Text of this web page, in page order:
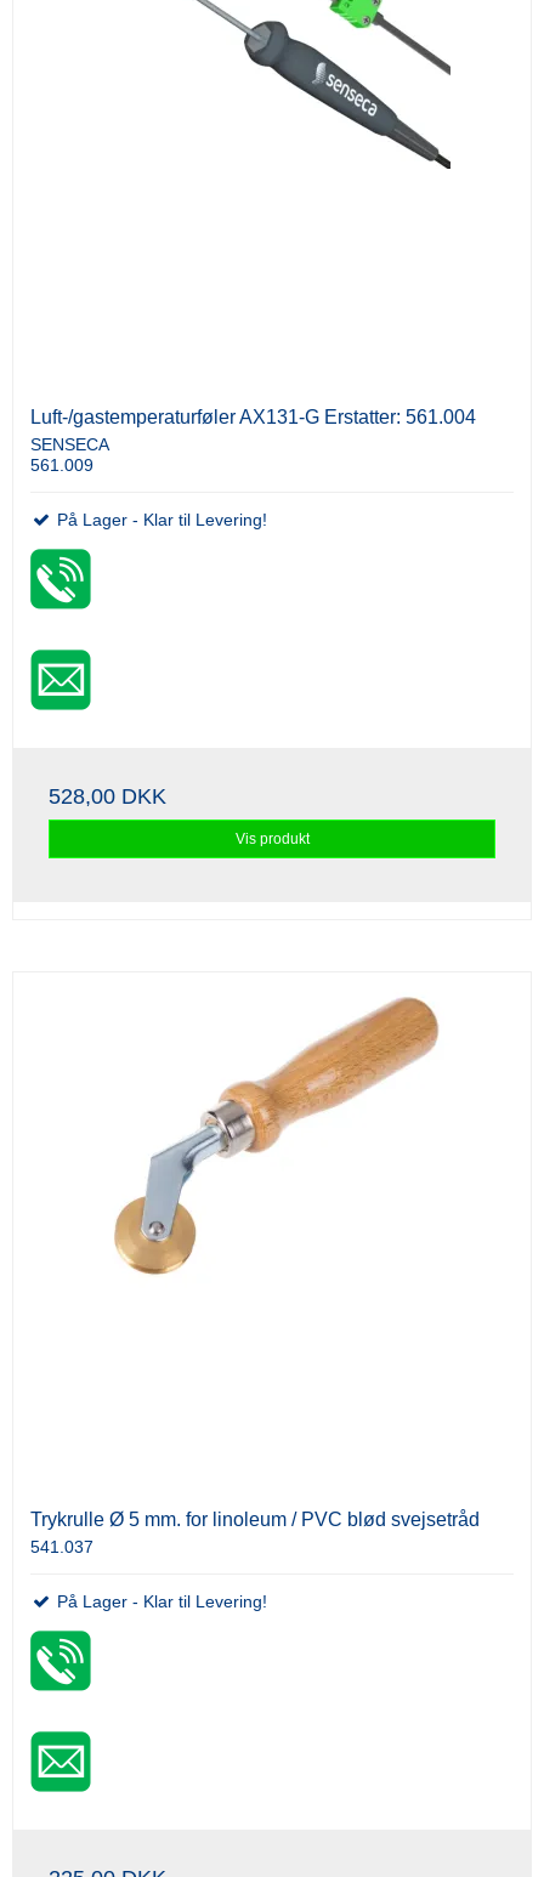
Luft-/gastemperaturføler AX131-G Erstatter: 561.004
SENSECA
561.009
På Lager - Klar til Levering!
528,00 DKK
Vis produkt
Trykrulle Ø 5 mm. for linoleum / PVC blød svejsetråd
541.037
På Lager - Klar til Levering!